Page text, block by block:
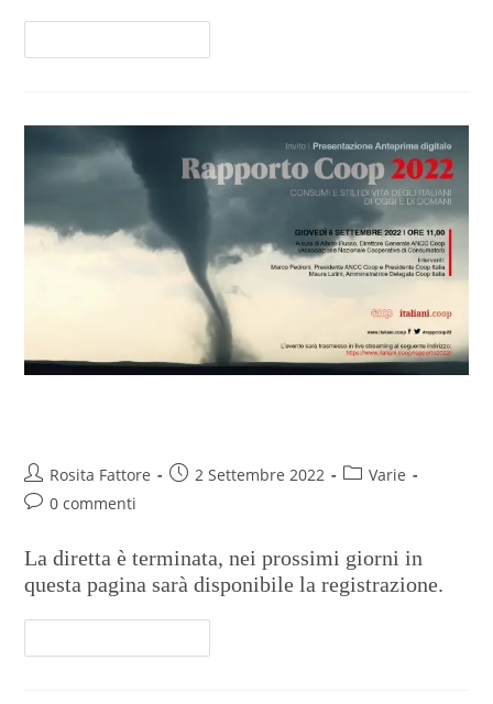
Rosita Fattore 2 Settembre 2022
Varie
0 commenti
La diretta è terminata, nei prossimi giorni in
questa pagina sarà disponibile la registrazione.